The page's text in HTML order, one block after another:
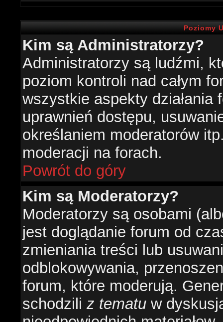
Poziomy
Kim są Administratorzy?
Administratorzy są ludźmi,
poziom kontroli nad całym
wszystkie aspekty działania
uprawnień dostępu,
określaniem moderatorów
moderacji na forach.
Powrót do góry
Kim są Moderatorzy?
Moderatorzy są osobami
jest doglądanie forum od
zmieniania treści lub
odblokowywania,
forum, które moderują.
schodzili z tematu w